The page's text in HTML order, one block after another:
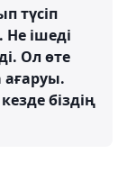
түсіп
ішеді
Ол өте
ағаруы.
біздің